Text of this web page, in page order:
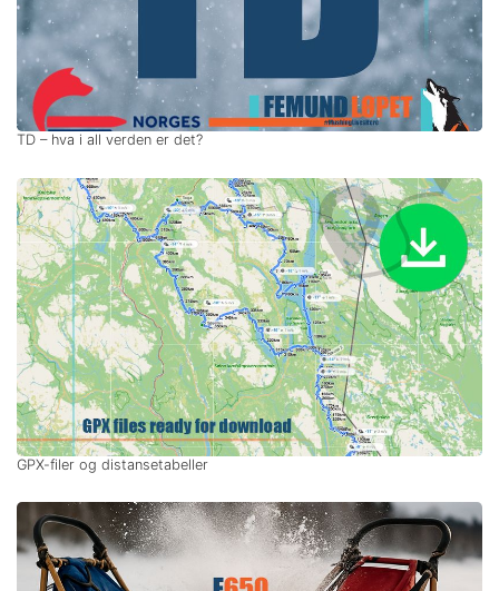
TD – hva i all verden er det?
GPX-filer og distansetabeller